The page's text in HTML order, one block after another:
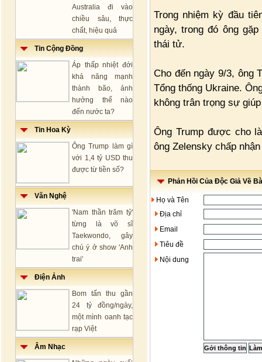
Australia đi vào
chiều sâu, thực
chất, hiệu quả
Tin Cộng Đồng
Áp thấp nhiệt đới
khả năng mạnh
thành bão, ảnh
hưởng thế nào
đến nước ta?
Tin Hoa Kỳ
Ông Trump làm gì
với 1,4 tỷ USD thu
được từ tiền số?
Văn Nghệ
'Nam thần trăm tỷ'
từng là võ sĩ
Taekwondo, gây
chú ý ở show 'Anh
trai'
Điện Ảnh
Bom tấn thu gần
24 tỷ đồng/ngày,
một mình oanh tạc
rạp Việt
Âm Nhạc
Trong nhiệm kỳ đầu
ngày, trong đó ông
thái tử.
Cho đến ngày 9/3, ông
Tổng thống Ukraine.
không trân trọng sự
Ông Trump được cho
ông Zelensky chấp
Phản Hồi Của Độc Giả Về
Họ và Tên
Địa chỉ
Email
Tiêu đề
Nội dung